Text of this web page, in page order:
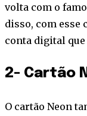
volta com o
disso, com esse
conta digital que
2- Cartão
O cartão Neon